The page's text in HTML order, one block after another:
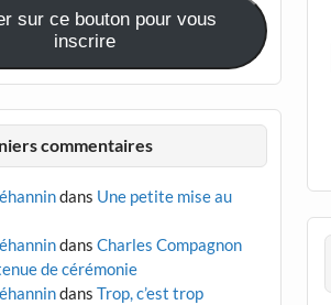
sur ce bouton pour vous
inscrire
commentaires
dans Une petite mise au
dans Charles Compagnon
de cérémonie
dans Trop, c’est trop